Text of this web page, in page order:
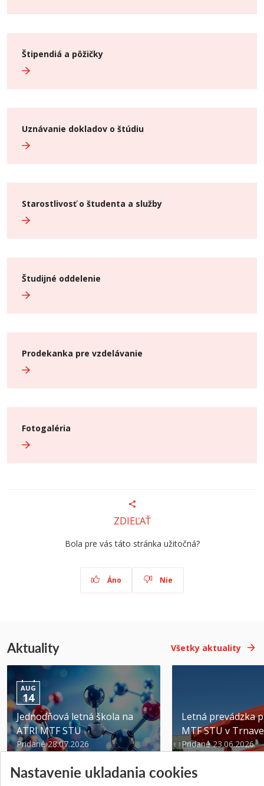
Štipendiá a pôžičky
Uznávanie dokladov o štúdiu
Starostlivosť o študenta a služby
Študijné oddelenie
Prodekanka pre vzdelávanie
Fotogaléria
ZDIEĽAŤ
Bola pre vás táto stránka užitočná?
Áno Nie
Aktuality Všetky aktuality
AUG
14
Jednodňová letná škola na
ATRI MTF STU
Pridané 28.07.2026
Letná prevádzka
MTF STU v Trnave
Pridané 23.06.2026
Nastavenie ukladania cookies